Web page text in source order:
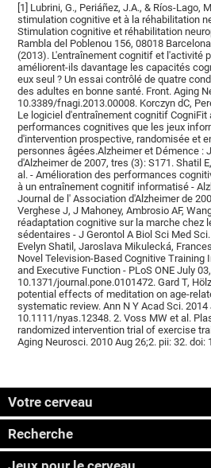
[1] Lubrini, G., Periáñez, J.A., & Ríos-Lago,
stimulation cognitive et à la réhabilitation
Stimulation cognitive et réhabilitation
Rambla del Poblenou 156, 08018
(2013). L'entraînement cognitif et l'activité
améliorent-ils davantage les capacités
eux seul ? Un essai contrôlé de quatre
des adultes en bonne santé. Front. Aging
10.3389/fnagi.2013.00008. Korczyn dC,
Le logiciel d'entraînement cognitif CogniFit
performances cognitives que les jeux
d'intervention prospective, randomisée et
personnes âgées.Alzheimer et Démence :
d'Alzheimer de 2007, tres (3): S171. Shatil
al. - Amélioration des performances
à un entraînement cognitif informatisé -
Journal de l' Association d'Alzheimer de
Verghese J, J Mahoney, Ambrosio AF,
réadaptation cognitive sur la marche chez
sédentaires - J Gerontol A Biol Sci Med
Evelyn Shatil, Jaroslava Mikulecká,
Novel Television-Based Cognitive Training
and Executive Function - PLoS ONE July
10.1371/journal.pone.0101472. Gard T,
potential effects of meditation on age-
systematic review. Ann N Y Acad Sci. 2014
10.1111/nyas.12348. 2. Voss MW et al.
randomized intervention trial of exercise
Aging Neurosci. 2010 Aug 26;2. pii: 32.
Votre cerveau
Recherche